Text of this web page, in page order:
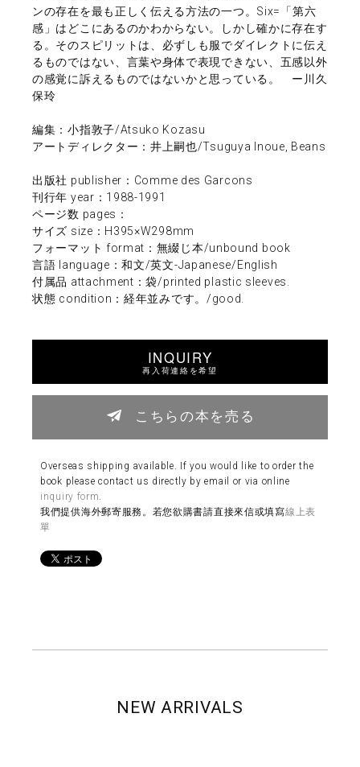
ンの存在を最も正しく伝える方法の一つ。Six=「第六
感」はどこにあるのかわからない。しかし確かに存在す
る。そのスピリットは、必ずしも服でダイレクトに伝え
るものではない、言葉や身体で表現できない、五感以外
の感覚に訴えるものではないかと思っている。 ー川久
保玲
編集：小指敦子/Atsuko Kozasu
アートディレクター：井上嗣也/Tsuguya Inoue, Beans
出版社 publisher：Comme des Garcons
刊行年 year：1988-1991
ページ数 pages：
サイズ size：H395×W298mm
フォーマット format：無綴じ本/unbound book
言語 language：和文/英文-Japanese/English
付属品 attachment：袋/printed plastic sleeves.
状態 condition：経年並みです。/good.
INQUIRY
再入荷連絡を希望
こちらの本を売る
Overseas shipping available. If you would like to order the
book please contact us directly by email or via online
inquiry form
我們提供海外郵寄服務。若您欲購書請直接來信或填寫線上表
單
NEW ARRIVALS